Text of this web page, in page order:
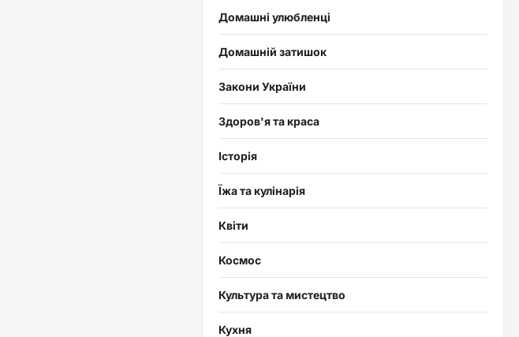
Домашні улюбленці
Домашній затишок
Закони України
Здоров'я та краса
Історія
Їжа та кулінарія
Квіти
Космос
Культура та мистецтво
Кухня